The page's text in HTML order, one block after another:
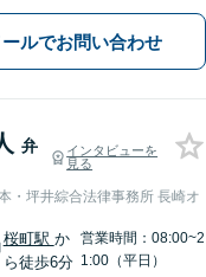
ールでお問い合わせ
弁
インタビューを
見る
・坪井綜合法律事務所 長崎オ
桜町駅 か
ら徒歩6分
営業時間：08:00~2
1:00（平日）